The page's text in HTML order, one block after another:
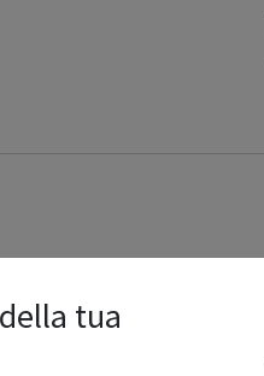
tua